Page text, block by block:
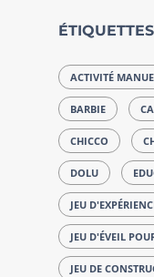
ACTIVITÉ
BARBIE
CHICCO
DOLU
JEU
JEU D'ÉVEIL
JEU DE